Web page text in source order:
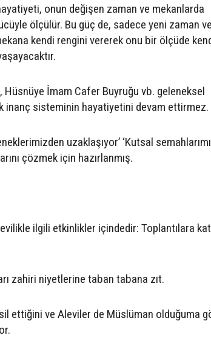
onun değişen zaman ve mekanlarda
ölçülür. Bu güç de, sadece yeni zaman ve
kendi rengini vererek onu bir ölçüde
Hüsnüye İmam Cafer Buyruğu vb. geleneksel
inanç sisteminin hayatiyetini devam ettirmez.
uzaklaşıyor’ ‘Kutsal
çözmek için hazırlanmış.
ilgili etkinlikler içindedir: Toplantılara
zahiri niyetlerine taban tabana zıt.
ettiğini ve Aleviler de Müslüman olduğuma